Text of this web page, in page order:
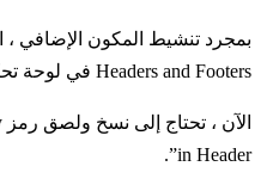
Headers and Footers في لوحة تحكم WordPress الخاصة بك.
in Header”.